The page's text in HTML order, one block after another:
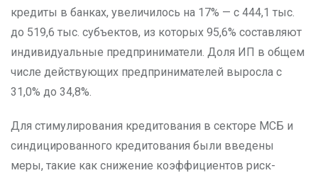
кредиты в банках, увеличилось на 17% — с 444,1 тыс.
до 519,6 тыс. субъектов, из которых 95,6% составляют
индивидуальные предприниматели. Доля ИП в общем
числе действующих предпринимателей выросла с
31,0% до 34,8%.
Для стимулирования кредитования в секторе МСБ и
синдицированного кредитования были введены
меры, такие как снижение коэффициентов риск-